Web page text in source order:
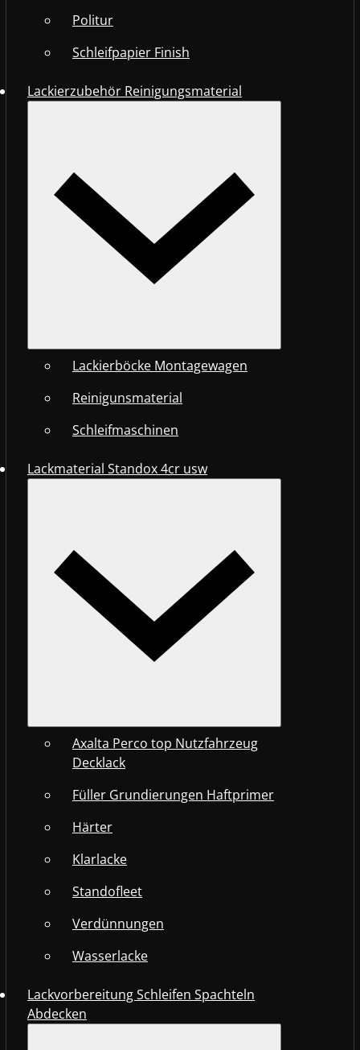
Politur
Schleifpapier Finish
Lackierzubehör Reinigungsmaterial
Lackierböcke Montagewagen
Reinigunsmaterial
Schleifmaschinen
Lackmaterial Standox 4cr usw
Axalta Perco top Nutzfahrzeug
Decklack
Füller Grundierungen Haftprimer
Härter
Klarlacke
Standofleet
Verdünnungen
Wasserlacke
Lackvorbereitung Schleifen Spachteln
Abdecken